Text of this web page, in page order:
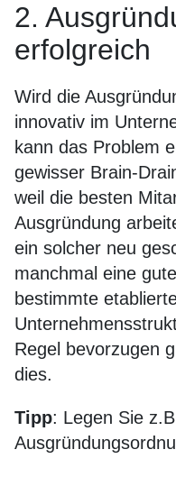
2.
erfolgreich
Wird die
innovativ im
kann das Problem
gewisser Brain-
weil die besten
Ausgründung
ein solcher neu
manchmal eine
bestimmte
Regel bevorzugen
dies.
Tipp: Legen Sie